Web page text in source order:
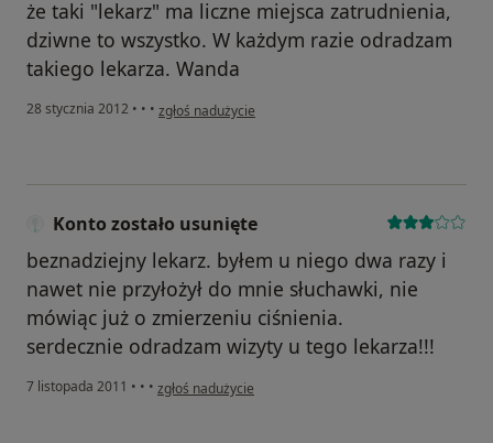
że taki "lekarz" ma liczne miejsca zatrudnienia,
dziwne to wszystko. W każdym razie odradzam
takiego lekarza. Wanda
28 stycznia 2012 • • • w opinii użytkownika Konto zostało usunięte
zgłoś nadużycie
Konto zostało usunięte
beznadziejny lekarz. byłem u niego dwa razy i
nawet nie przyłożył do mnie słuchawki, nie
mówiąc już o zmierzeniu ciśnienia.
serdecznie odradzam wizyty u tego lekarza!!!
7 listopada 2011 • • • w opinii użytkownika Konto zostało usunięte
zgłoś nadużycie